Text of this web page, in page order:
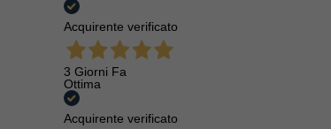
Acquirente verificato
3 Giorni Fa
Ottima
Acquirente verificato